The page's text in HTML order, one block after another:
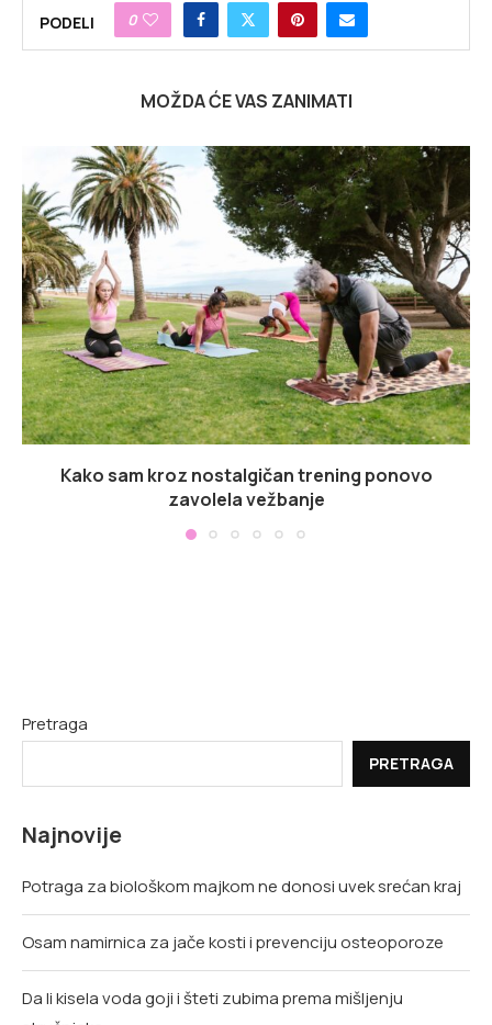
PODELI 0
MOŽDA ĆE VAS ZANIMATI
Kako sam kroz nostalgičan trening ponovo
zavolela vežbanje
Pretraga
PRETRAGA
Najnovije
Potraga za biološkom majkom ne donosi uvek srećan kraj
Osam namirnica za jače kosti i prevenciju osteoporoze
Da li kisela voda goji i šteti zubima prema mišljenju